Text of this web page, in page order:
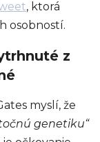
, ktorá
osobností.
z
myslí, že
genetiku“